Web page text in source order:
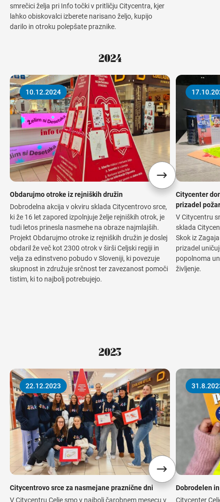
smrečici želja pri Info točki v pritličju Citycentra, kjer
lahko obiskovalci izberete narisano željo, kupijo
darilo in otroku polepšate praznike.
2024
10.12.2024
Obdarujmo otroke iz rejniških družin
Dobrodelna akcija v okviru sklada Citycentrovo srce,
ki že 16 let zapored izpolnjuje želje rejniških otrok, je
tudi letos prinesla nasmehe na obraze najmlajših.
Projekt Obdarujmo otroke iz rejniških družin je doslej
obdaril že več kot 2300 otrok v širši Celjski regiji in
velja za edinstveno pobudo v Sloveniji, ki povezuje
skupnost in združuje srčnost ter zavezanost pomoči
tistim, ki to najbolj potrebujejo.
Citycenter
prizadel požar
V Citycentru
sklada
Skok iz
prizadel
popolnoma
življenje.
2023
22.12.2023
Citycentrovo srce za nasmejane praznične dni
V Citycentru Celje smo v najbolj čarobnem mesecu v
Dobrodelen
Citycenter